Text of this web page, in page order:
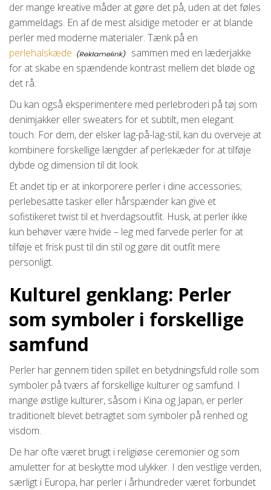
der mange kreative måder at gøre det på, uden at det føles
gammeldags. En af de mest alsidige metoder er at blande
perler med moderne materialer. Tænk på en
perlehalskæde
sammen med en læderjakke
for at skabe en spændende kontrast mellem det bløde og
det rå.
Du kan også eksperimentere med perlebroderi på tøj som
denimjakker eller sweaters for et subtilt, men elegant
touch. For dem, der elsker lag-på-lag-stil, kan du overveje at
kombinere forskellige længder af perlekæder for at tilføje
dybde og dimension til dit look.
Et andet tip er at inkorporere perler i dine accessories;
perlebesatte tasker eller hårspænder kan give et
sofistikeret twist til et hverdagsoutfit. Husk, at perler ikke
kun behøver være hvide – leg med farvede perler for at
tilføje et frisk pust til din stil og gøre dit outfit mere
personligt.
Kulturel genklang: Perler
som symboler i forskellige
samfund
Perler har gennem tiden spillet en betydningsfuld rolle som
symboler på tværs af forskellige kulturer og samfund. I
mange østlige kulturer, såsom i Kina og Japan, er perler
traditionelt blevet betragtet som symboler på renhed og
visdom.
De har ofte været brugt i religiøse ceremonier og som
amuletter for at beskytte mod ulykker. I den vestlige verden,
særligt i Europa, har perler i århundreder været forbundet